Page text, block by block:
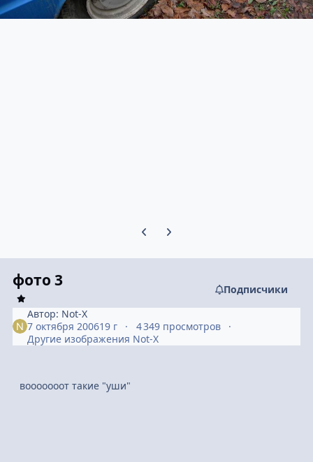
Предыдущий слайд карусели
Следующий слайд карусели
фото 3
Подписчики
Автор: Not-X
7 октября 200619 г
4 349 просмотров
Другие изображения Not-X
вооооооот такие "уши"